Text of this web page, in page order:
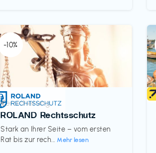
-10%
Versicherung
ROLAND Rechtsschutz
Stark an Ihrer Seite – vom ersten
Rat bis zur rech...Mehr lesen
€‎